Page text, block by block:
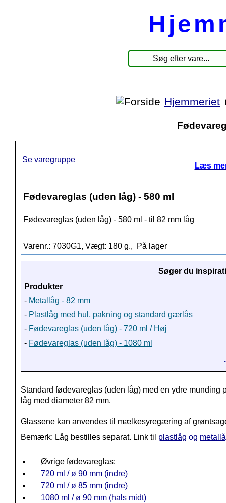
Hjemmeriet
Se varegruppe
Læs
Fødevareglas (uden låg) - 580 ml
Fødevareglas (uden låg) - 580 ml - til 82 mm låg
Varenr.: 7030G1, Vægt: 180 g., På lager
Søger du
Produkter
- Metallåg - 82 mm
- Plastlåg med hul, pakning og standard gærlås
- Fødevareglas (uden låg) - 720 ml / Høj
- Fødevareglas (uden låg) - 1080 ml
Standard fødevareglas (uden låg) med en ydre munding
låg med diameter 82 mm.
Glassene kan anvendes til mælkesyregæring af
Bemærk: Låg bestilles separat. Link til plastlåg og
Øvrige fødevareglas:
720 ml / ø 90 mm (indre)
720 ml / ø 85 mm (indre)
1080 ml / ø 90 mm (hals midt)